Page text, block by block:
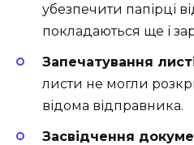
убезпечити папірці
покладаються ще і
Запечатування
листи не могли
відома відправника.
Засвідчення